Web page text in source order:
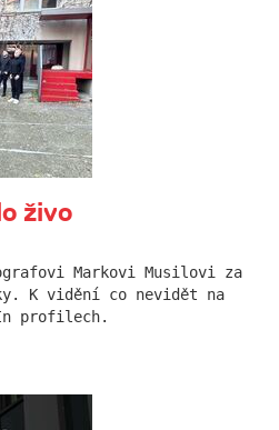
živo
Markovi Musilovi za
K vidění co nevidět na
profilech.